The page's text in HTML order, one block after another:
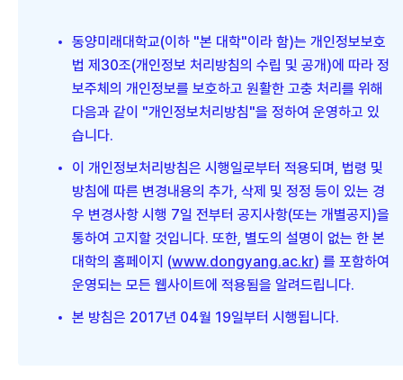
동양미래대학교(이하 "본 대학"이라 함)는 개인정보보호
법 제30조(개인정보 처리방침의 수립 및 공개)에 따라 정
보주체의 개인정보를 보호하고 원활한 고충 처리를 위해
다음과 같이 "개인정보처리방침"을 정하여 운영하고 있
습니다.
이 개인정보처리방침은 시행일로부터 적용되며, 법령 및
방침에 따른 변경내용의 추가, 삭제 및 정정 등이 있는 경
우 변경사항 시행 7일 전부터 공지사항(또는 개별공지)을
통하여 고지할 것입니다. 또한, 별도의 설명이 없는 한 본
대학의 홈페이지 (www.dongyang.ac.kr) 를 포함하여
운영되는 모든 웹사이트에 적용됨을 알려드립니다.
본 방침은 2017년 04월 19일부터 시행됩니다.